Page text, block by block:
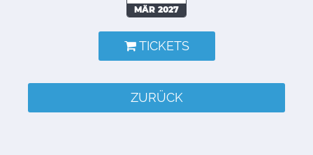
MÄR 2027
TICKETS
ZURÜCK